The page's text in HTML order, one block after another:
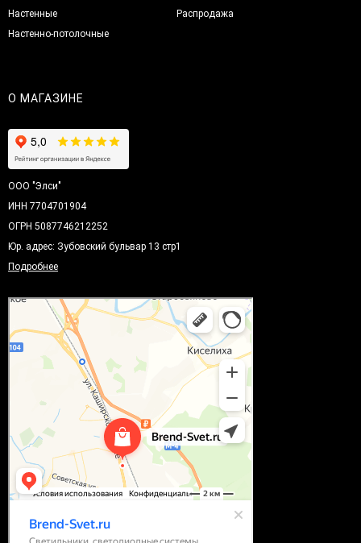
Настенные
Настенно-потолочные
Распродажа
О МАГАЗИНЕ
ООО "Элси"
ИНН 7704701904
ОГРН 5087746212252
Юр. адрес: Зубовский бульвар 13 стр1
Подробнее